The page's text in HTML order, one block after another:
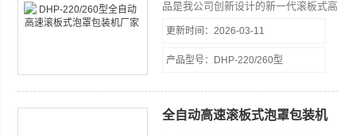
品是我公司创新设计的新一代滚板式高
品、医疗器械、电子企业的胶囊、片
剂、奶片、糖果及电子元器件等产品的
更新时间：2026-03-11
产品型号：DHP-220/260型
全自动高速滚板式泡罩包装机